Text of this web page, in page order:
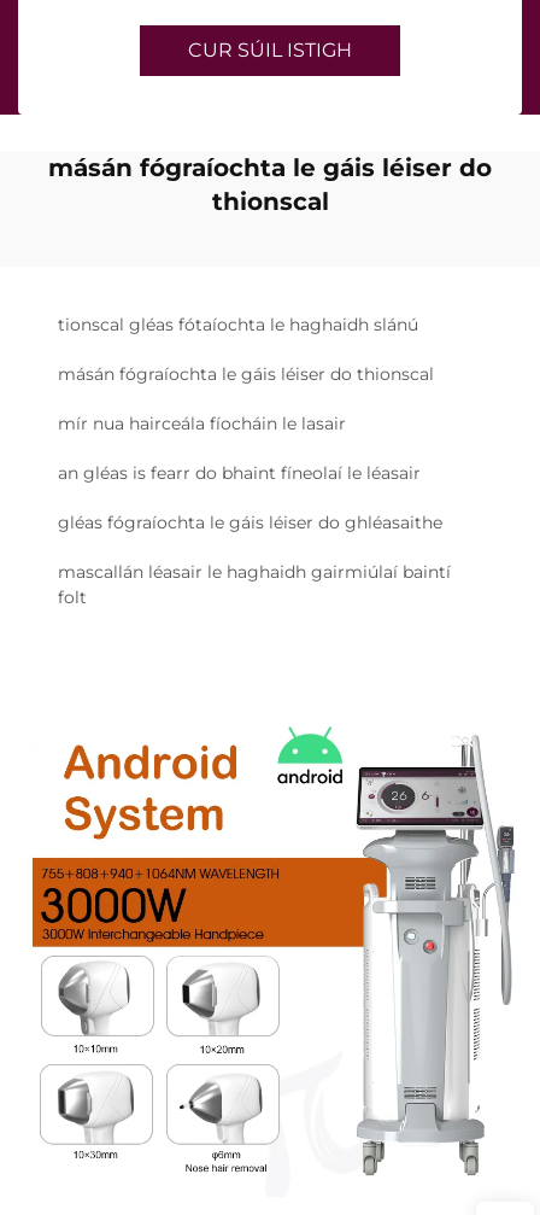
CUR SÚIL ISTIGH
másán fógraíochta le gáis léiser do
thionscal
tionscal gléas fótaíochta le haghaidh slánú
másán fógraíochta le gáis léiser do thionscal
mír nua hairceála fíocháin le lasair
an gléas is fearr do bhaint fíneolaí le léasair
gléas fógraíochta le gáis léiser do ghléasaithe
mascallán léasair le haghaidh gairmiúlaí baintí
folt